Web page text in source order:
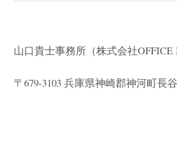
山口貴士事務所（株式会社OFFICE
〒679-3103 兵庫県神崎郡神河町長